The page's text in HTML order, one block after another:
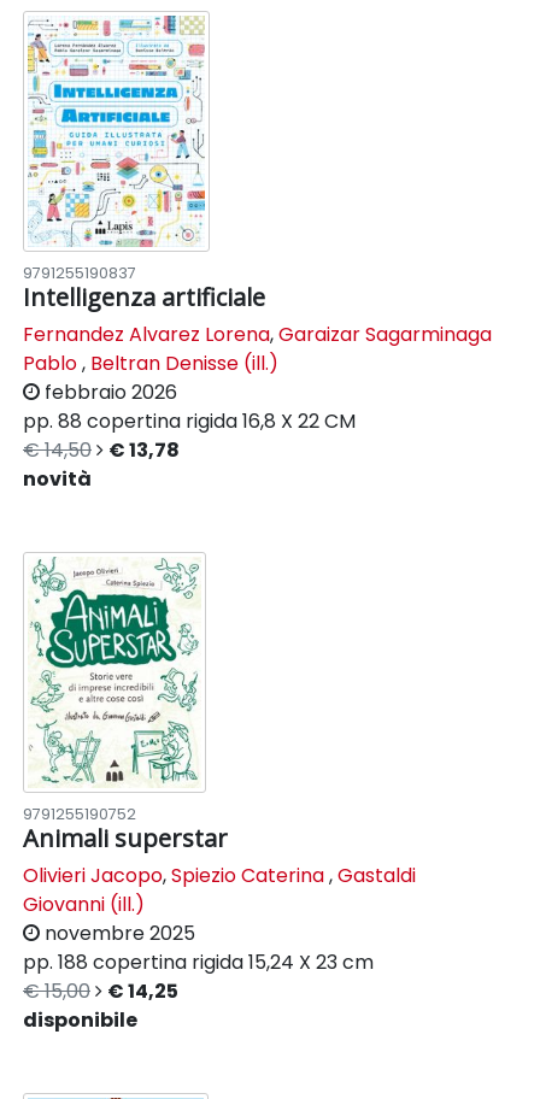
9791255190837
Intelligenza artificiale
Fernandez Alvarez Lorena,Garaizar Sagarminaga
Pablo, Beltran Denisse (ill.)
febbraio 2026
pp. 88 copertina rigida16,8 X 22 CM
€ 14,50
€ 13,78
novità
9791255190752
Animali superstar
Olivieri Jacopo,Spiezio Caterina,Gastaldi
Giovanni (ill.)
novembre 2025
pp. 188 copertina rigida15,24 X 23 cm
€ 15,00
€ 14,25
disponibile